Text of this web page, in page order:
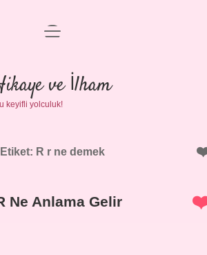
Anasayfa
Gizlilik Politikası
Yasal Uyarı
menüyü
ve İlham
keyifli yolculuk!
Etiket: R r ne demek
Ne Anlama Gelir